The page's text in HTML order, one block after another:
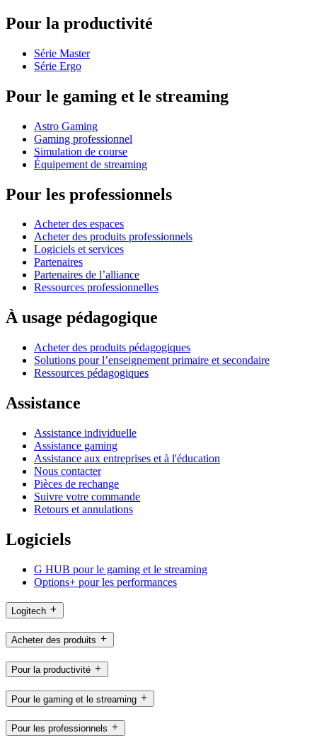
Pour la productivité
Série Master
Série Ergo
Pour le gaming et le streaming
Astro Gaming
Gaming professionnel
Simulation de course
Équipement de streaming
Pour les professionnels
Acheter des espaces
Acheter des produits professionnels
Logiciels et services
Partenaires
Partenaires de l’alliance
Ressources professionnelles
À usage pédagogique
Acheter des produits pédagogiques
Solutions pour l’enseignement primaire et secondaire
Ressources pédagogiques
Assistance
Assistance individuelle
Assistance gaming
Assistance aux entreprises et à l'éducation
Nous contacter
Pièces de rechange
Suivre votre commande
Retours et annulations
Logiciels
G HUB pour le gaming et le streaming
Options+ pour les performances
Logitech
Acheter des produits
Pour la productivité
Pour le gaming et le streaming
Pour les professionnels